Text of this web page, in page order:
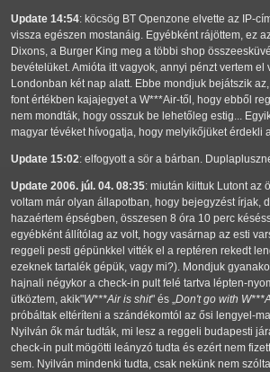
Update 14:54: köcsög BT Openzone elvette az IP-
vissza egészen mostanáig. Egyébként rájöttem, ez
Dixons, a Burger King meg a többi shop
bevételüket. Amióta itt vagyok, annyi pénzt vertem el
Londonban két nap alatt. Ebbe mondjuk bejátszik
font értékben kajajegyet a W***Air-től, hogy ebből
nem mondták, hogy osszuk be lehetőleg estig...
magyar tévéket hívogatja, hogy melyikőjüket érdekli
Update 15:02: elfogyott a sör a bárban.
Update 2006. júl. 04. 08:35: miután kiittuk Lutont az
voltam már olyan állapotban, hogy bejegyzést írjak,
hazaértem épségben, összesen 8 óra 10 perc
egyébként állítólag az volt, hogy vasárnap az esti
reggeli pesti gépünkkel vitték el a reptéren rekedt
ezeknek tartalék gépük, vagy mi?). Mondjuk
hajnali négykor a check-in pult felé tartva lépten-
ütköztem, akik"W***Air is shit" és Don't go with
próbáltak eltéríteni a szándékomtól az ősi lengyel-
Nyilván ők már tudták, mi lesz a reggeli budapesti
check-in pult mögötti leányzó tudta és ezért nem
sem. Nyilván mindenki tudta, csak nekünk nem